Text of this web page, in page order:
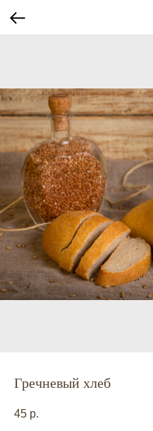
Гречневый хлеб
45 р.